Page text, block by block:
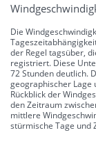
Die
der Regel tagsüber,
registriert. Diese
72 Stunden deutlich.
geographischer Lage
Rückblick der
den Zeitraum
mittlere
stürmische Tage und